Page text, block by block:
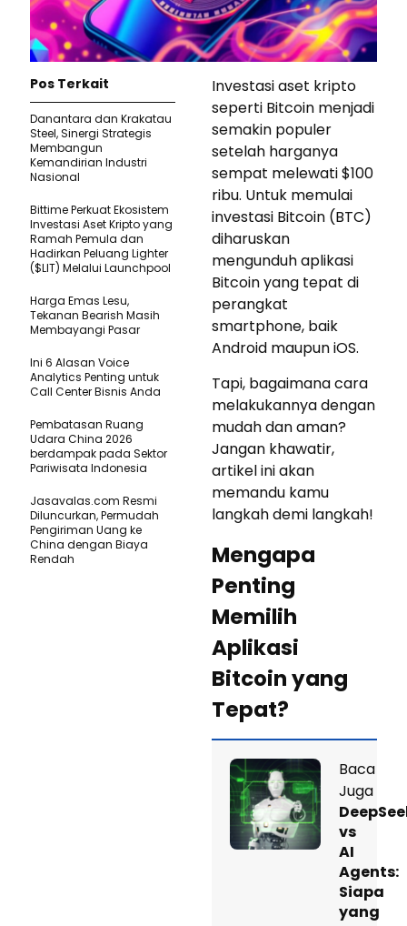
Investasi aset kripto
seperti Bitcoin menjadi
semakin populer
setelah harganya
sempat melewati $100
ribu. Untuk memulai
investasi Bitcoin (BTC)
diharuskan
mengunduh aplikasi
Bitcoin yang tepat di
perangkat
smartphone, baik
Android maupun iOS.
Tapi, bagaimana cara
melakukannya dengan
mudah dan aman?
Jangan khawatir,
artikel ini akan
memandu kamu
langkah demi langkah!
Mengapa
Penting
Memilih
Aplikasi
Bitcoin yang
Tepat?
Baca
Juga
vs
AI
Agents:
Siapa
yang
Pos Terkait
Danantara dan Krakatau
Steel, Sinergi Strategis
Membangun
Kemandirian Industri
Nasional
Bittime Perkuat Ekosistem
Investasi Aset Kripto yang
Ramah Pemula dan
Hadirkan Peluang Lighter
($LIT) Melalui Launchpool
Harga Emas Lesu,
Tekanan Bearish Masih
Membayangi Pasar
Ini 6 Alasan Voice
Analytics Penting untuk
Call Center Bisnis Anda
Pembatasan Ruang
Udara China 2026
berdampak pada Sektor
Pariwisata Indonesia
Jasavalas.com Resmi
Diluncurkan, Permudah
Pengiriman Uang ke
China dengan Biaya
Rendah